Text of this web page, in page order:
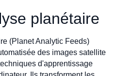
planétaire
(Planet Analytic Feeds)
des images satellite
d'apprentissage